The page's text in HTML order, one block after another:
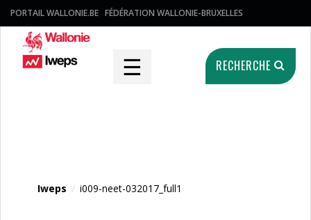
PORTAIL WALLONIE.BE FÉDÉRATION WALLONIE-BRUXELLES
☰ RECHERCHE
Iweps / i009-neet-032017_full1